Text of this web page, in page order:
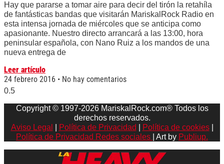
Hay que pararse a tomar aire para decir del tirón la retahíla
de fantásticas bandas que visitarán MariskalRock Radio en
esta intensa jornada de miércoles que se anticipa como
apasionante. Nuestro directo arrancará a las 13:00, hora
peninsular española, con Nano Ruiz a los mandos de una
nueva entrega de
Leer artículo
24 febrero 2016
No hay comentarios
Copyright © 1997-2026 MariskalRock.com® Todos los
derechos reservados.
Aviso Legal
Política de Privacidad Política de cookies|
Política de Privacidad Redes sociales
| Art by Publiup.